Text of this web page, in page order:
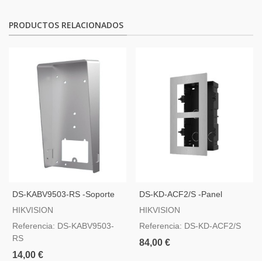
PRODUCTOS RELACIONADOS
DS-KABV9503-RS -Soporte
De Superficie Con Visera
HIKVISION
Referencia: DS-KABV9503-
RS
14,00 €
DS-KD-ACF2/S -Panel
Frontal Y Caja De Registro
HIKVISION
Referencia: DS-KD-ACF2/S
84,00 €